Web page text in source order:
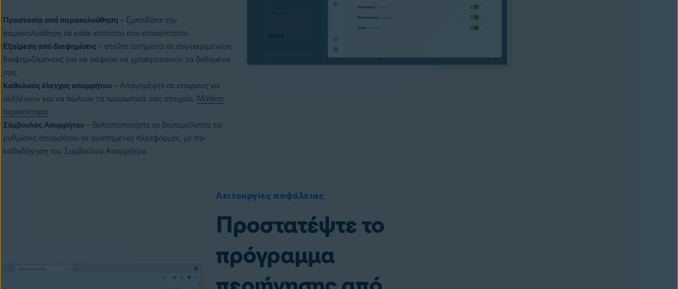
Προστασία από παρακολούθηση – Εμποδίστε την
παρακολούθηση σε κάθε ιστότοπο που επισκέπτεστε.
Εξαίρεση από διαφημίσεις – στείλτε αιτήματα σε συγκεκριμένους
διαφημιζόμενους για να πάψουν να χρησιμοποιούν τα δεδομένα
σας.
Καθολικός έλεγχος απορρήτου – Απαγορέψτε σε εταιρείες να
συλλέγουν και να πωλούν τα προσωπικά σας στοιχεία. Μάθετε
περισσότερα
Σύμβουλος Απορρήτου – Βελτιστοποιήστε σε δευτερόλεπτα τις
ρυθμίσεις απορρήτου σε αγαπημένες πλατφόρμες, με την
καθοδήγηση του Συμβούλου Απορρήτου.
Λειτουργίες ασφάλειας
Προστατέψτε το
πρόγραμμα